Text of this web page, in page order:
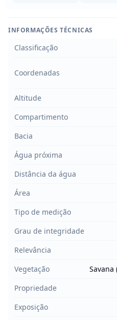
INFORMAÇÕES TÉCNICAS
Classificação
Coordenadas
Altitude
Compartimento
Bacia
Água próxima
Distância da água
Área
Tipo de medição
Grau de integridade
Relevância
Vegetação
Savana
Propriedade
Exposição